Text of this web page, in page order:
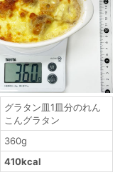
グラタン皿1皿分のれん
こんグラタン
360g
410kcal